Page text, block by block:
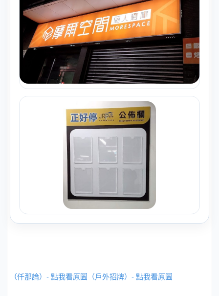
（仟那論）- 點我看原圖 （戶外招牌）- 點我看原圖